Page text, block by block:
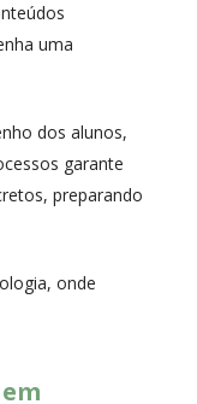
uma
dos alunos,
garante
preparando
onde